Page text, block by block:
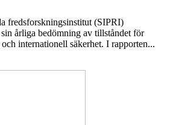
fredsforskningsinstitut (SIPRI)
årliga bedömning av tillståndet för
internationell säkerhet. I rapporten...